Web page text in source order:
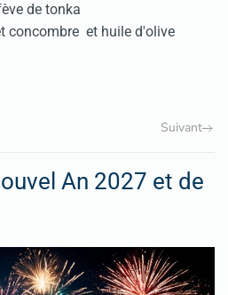
de tonka
concombre et huile d'olive
Suivant
An 2027 et de